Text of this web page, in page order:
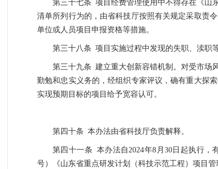
第三十七条 项目经费管理使用中不得存在《山
清单所列行为的，由省科技厅按照有关规定采取责
单位或人员项目申报资格等措施。
第三十八条 项目实施过程中发现的失职、渎职
第三十九条 建立重大创新容错机制。对受市场
勤勉和忠实义务的，经组织专家评议，确有重大探
实现预期目标的项目给予宽容认可。
第四十条 本办法由省科技厅负责解释。
第四十一条 本办法自2024年8月30日起执行，
号）《山东省重点研发计划（科技示范工程）项目